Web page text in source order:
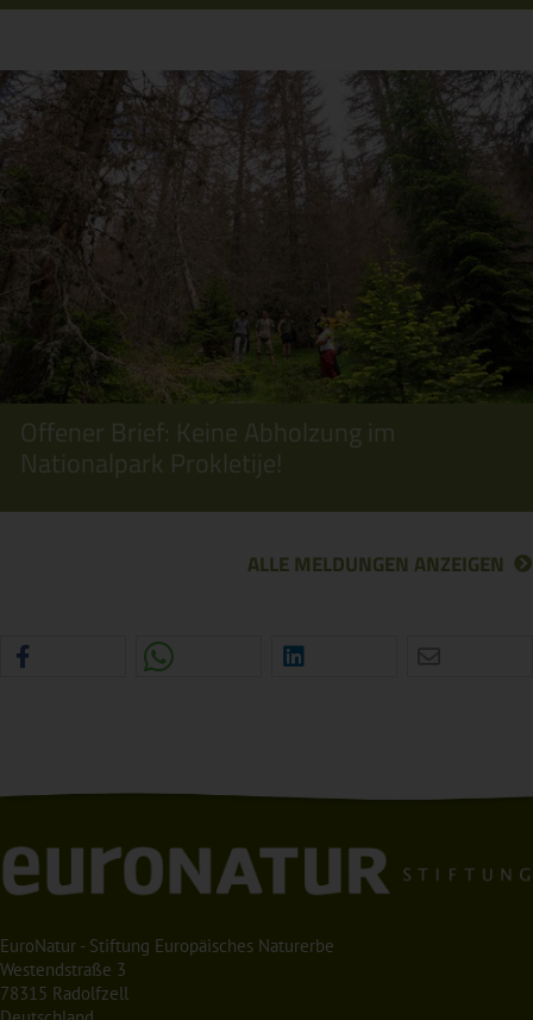
Offener Brief: Keine Abholzung im
Nationalpark Prokletije!
ALLE MELDUNGEN ANZEIGEN
EuroNatur - Stiftung Europäisches Naturerbe
Westendstraße 3
78315 Radolfzell